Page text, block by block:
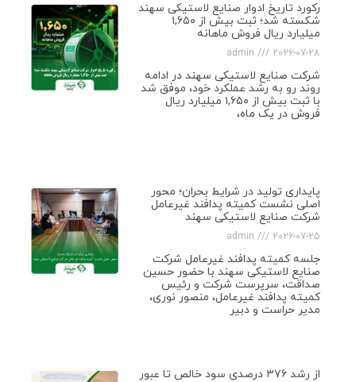
رکورد تاریخ ادوار صنایع لاستیکی سهند
شکسته شد؛ ثبت بیش از ۱,۶۵۰
میلیارد ریال فروش ماهانه
admin 2026-07-28
شرکت صنایع لاستیکی سهند در ادامه
روند رو به رشد عملکرد خود، موفق شد
با ثبت بیش از ۱,۶۵۰ میلیارد ریال
فروش در یک ماه،
پایداری تولید در شرایط بحران؛ محور
اصلی نشست کمیته پدافند غیرعامل
شرکت صنایع لاستیکی سهند
admin 2026-07-25
جلسه کمیته پدافند غیرعامل شرکت
صنایع لاستیکی سهند با حضور حسین
صداقت، سرپرست شرکت و رئیس
کمیته پدافند غیرعامل، منصور نوری،
مدیر حراست و دبیر
از رشد ۳۷۶ درصدی سود خالص تا عبور